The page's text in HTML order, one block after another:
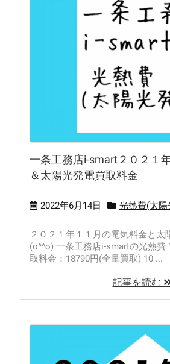
一条工務店i-smart２０２１
＆太陽光発電買取料金
2022年6月14日 光熱費(太陽
２０２１年１１月の電気料金と太
(o^^o) 一条工務店i-smartの光熱費
取料金：18790円(全量買取) 10 ...
記事を読む